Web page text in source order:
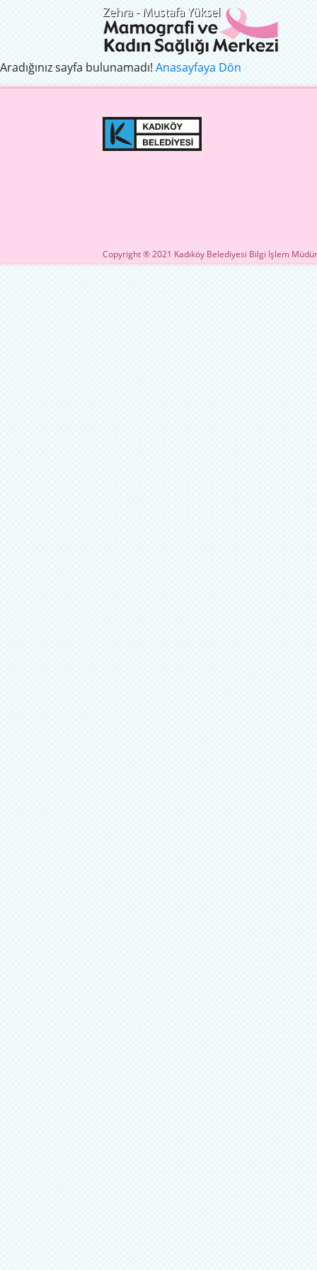
Aradığınız sayfa bulunamadı! Anasayfaya Dön
Copyright ® 2021 Kadıköy Belediyesi Bilgi İşlem